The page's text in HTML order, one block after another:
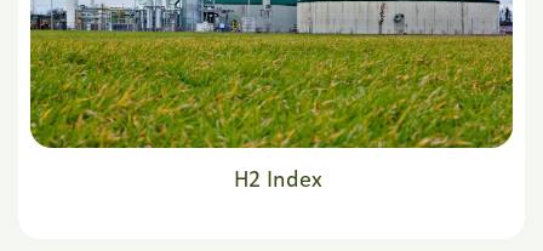
H2 Index